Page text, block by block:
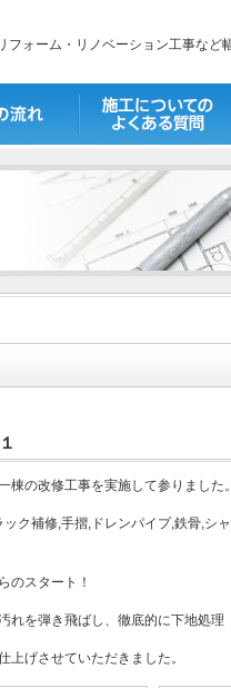
フォーム・リノベーション工事など
る質問
の改修工事を実施して参りました。
ク補修,手摺,ドレンパイプ,鉄骨,シ
のスタート！
れを弾き飛ばし、徹底的に下地処理
上げさせていただきました。